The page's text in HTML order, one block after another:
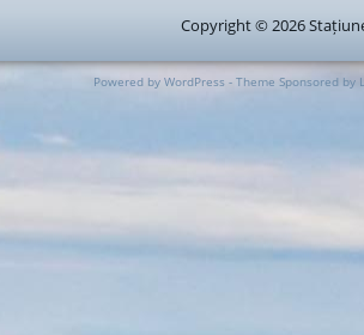
Copyright © 2026
Powered by WordPress - Theme Sponsored by